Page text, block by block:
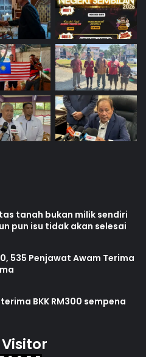
tanah bukan milik sendiri
pun isu tidak akan selesai
535 Penjawat Awam Terima
BKK RM300 sempena